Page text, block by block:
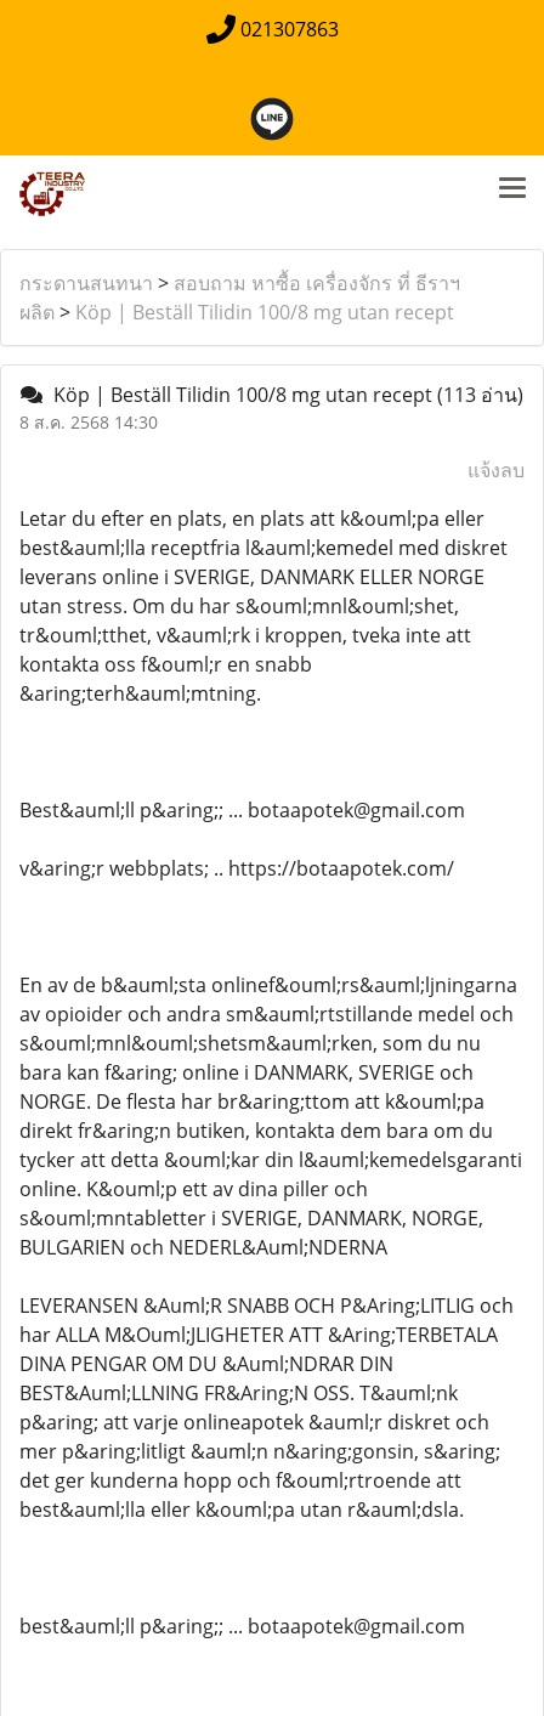
021307863
กระดานสนทนา > สอบถาม หาซื้อ เครื่องจักร ที่ ธีราฯ
ผลิต > Köp | Beställ Tilidin 100/8 mg utan recept
Köp | Beställ Tilidin 100/8 mg utan recept(113 อ่าน)
8 ส.ค. 2568 14:30
แจ้งลบ
Letar du efter en plats, en plats att k&ouml;pa eller
best&auml;lla receptfria l&auml;kemedel med diskret
leverans online i SVERIGE, DANMARK ELLER NORGE
utan stress. Om du har s&ouml;mnl&ouml;shet,
tr&ouml;tthet, v&auml;rk i kroppen, tveka inte att
kontakta oss f&ouml;r en snabb
&aring;terh&auml;mtning.
Best&auml;ll p&aring;; ... botaapotek@gmail.com
v&aring;r webbplats; .. https://botaapotek.com/
En av de b&auml;sta onlinef&ouml;rs&auml;ljningarna
av opioider och andra sm&auml;rtstillande medel och
s&ouml;mnl&ouml;shetsm&auml;rken, som du nu
bara kan f&aring; online i DANMARK, SVERIGE och
NORGE. De flesta har br&aring;ttom att k&ouml;pa
direkt fr&aring;n butiken, kontakta dem bara om du
tycker att detta &ouml;kar din l&auml;kemedelsgaranti
online. K&ouml;p ett av dina piller och
s&ouml;mntabletter i SVERIGE, DANMARK, NORGE,
BULGARIEN och NEDERL&Auml;NDERNA
LEVERANSEN &Auml;R SNABB OCH P&Aring;LITLIG och
har ALLA M&Ouml;JLIGHETER ATT &Aring;TERBETALA
DINA PENGAR OM DU &Auml;NDRAR DIN
BEST&Auml;LLNING FR&Aring;N OSS. T&auml;nk
p&aring; att varje onlineapotek &auml;r diskret och
mer p&aring;litligt &auml;n n&aring;gonsin, s&aring;
det ger kunderna hopp och f&ouml;rtroende att
best&auml;lla eller k&ouml;pa utan r&auml;dsla.
best&auml;ll p&aring;; ... botaapotek@gmail.com